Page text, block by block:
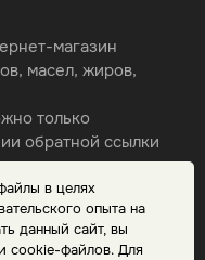
в целях
опыта на
данный сайт, вы
cookie-файлов. Для
магазин
масел, жиров,
только
обратной ссылки